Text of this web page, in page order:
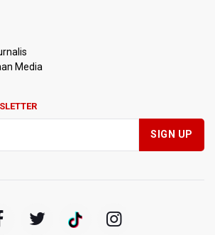
Kejaksaan Agung Periksa Febrie
Kaji Pengembangan PLTS Sepanjang
Teknologi Modifikasi Cuaca hingga
Menghadapi Ancaman El Nino
Rudijanto Tanoesoedibjo Kooperatif,
Media